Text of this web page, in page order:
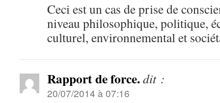
Ceci est un cas de prise de
niveau philosophique, politique,
culturel, environnemental et
Rapport de force.dit :
20/07/2014 à 07:16